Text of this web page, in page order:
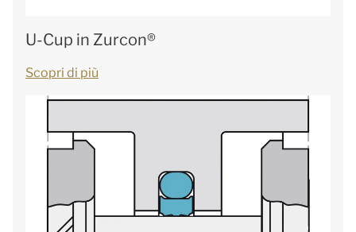
U-Cup in Zurcon®
Scopri di più